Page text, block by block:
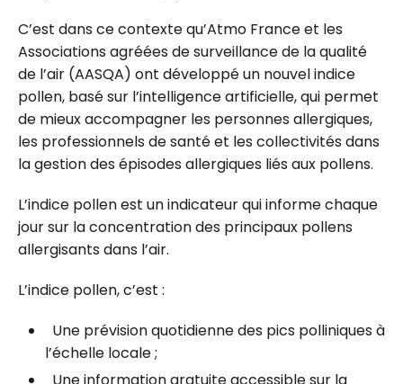
C’est dans ce contexte qu’Atmo France et les
Associations agréées de surveillance de la qualité
de l’air (AASQA) ont développé un nouvel indice
pollen, basé sur l’intelligence artificielle, qui permet
de mieux accompagner les personnes allergiques,
les professionnels de santé et les collectivités dans
la gestion des épisodes allergiques liés aux pollens.
L’indice pollen est un indicateur qui informe chaque
jour sur la concentration des principaux pollens
allergisants dans l’air.
L’indice pollen, c’est :
Une prévision quotidienne des pics polliniques à
l’échelle locale ;